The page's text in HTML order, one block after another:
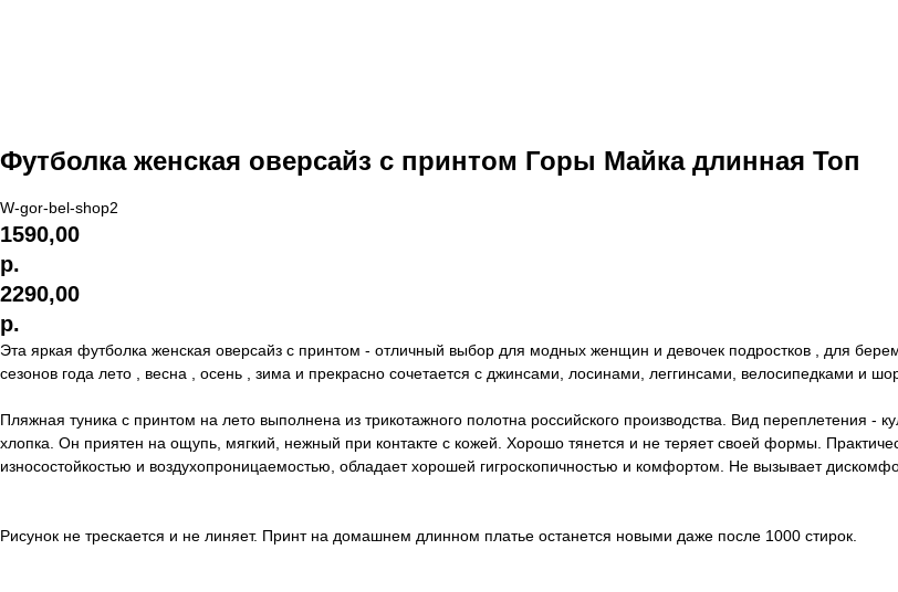
Футболка женская оверсайз с принтом Горы Майка длинная Топ
W-gor-bel-shop2
1590,00
р.
2290,00
р.
Эта яркая футболка женская оверсайз с принтом - отличный выбор для модных женщин и девочек подростков , для
сезонов года лето , весна , осень , зима и прекрасно сочетается с джинсами, лосинами, леггинсами, велосипедками и
Пляжная туника с принтом на лето выполнена из трикотажного полотна российского производства. Вид переплетения -
хлопка. Он приятен на ощупь, мягкий, нежный при контакте с кожей. Хорошо тянется и не теряет своей формы.
износостойкостью и воздухопроницаемостью, обладает хорошей гигроскопичностью и комфортом. Не вызывает
Рисунок не трескается и не линяет. Принт на домашнем длинном платье останется новыми даже после 1000 стирок.